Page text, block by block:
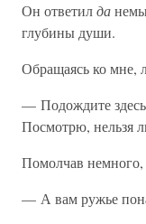
Он ответилда
глубины души.
Обращаясь ко мне,
— Подождите здесь
Посмотрю, нельзя
Помолчав немного,
— А вам ружье